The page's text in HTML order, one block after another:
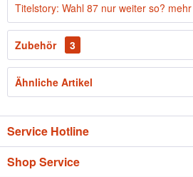
Titelstory: Wahl 87 nur weiter so? mehr
Zubehör 3
Ähnliche Artikel
Service Hotline
Shop Service